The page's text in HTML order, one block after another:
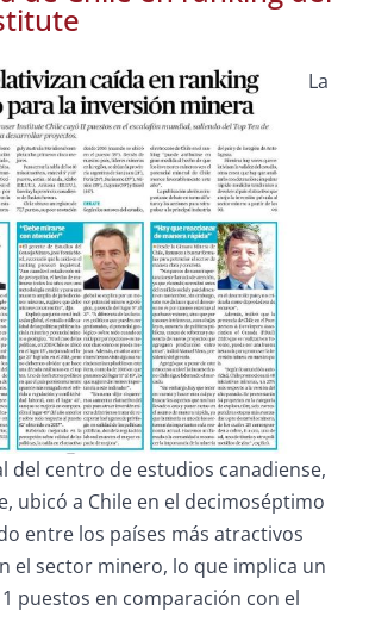
La
del centro de estudios canadiense,
ubicó a Chile en el decimoséptimo
entre los países más atractivos
el sector minero, lo que implica un
puestos en comparación con el